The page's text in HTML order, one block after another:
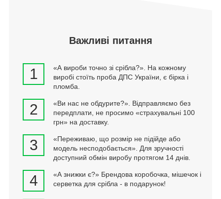
Важливі питання
1
«А вироби точно зі срібла?». На кожному
виробі стоїть проба ДПС України, є бірка і
пломба.
2
«Ви нас не обдурите?». Відправляємо без
передплати, не просимо «страхувальні 100
грн» на доставку.
3
«Переживаю, що розмір не підійде або
модель несподобається». Для зручності
доступний обмін виробу протягом 14 днів.
4
«А знижки є?» Брендова коробочка, мішечок і
серветка для срібла - в подарунок!